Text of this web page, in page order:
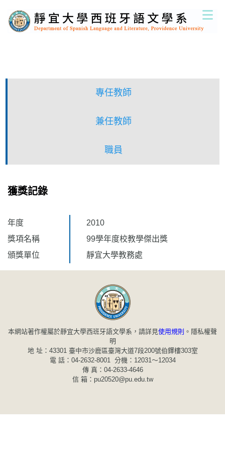
到
主
專任教師
兼任教師
職員
獲獎記錄
年度
2010
獎項名稱
99學年度校教學傑出獎
頒獎單位
靜宜大學教務處
本網站著作權屬於靜宜大學西班牙語文學系，請詳見使用規則 。 隱私權聲
明
地 址：43301 臺中市沙鹿區臺灣大道7段200號伯鐸樓303室
電 話：04-2632-8001 分機：12031～12034
傳 真：04-2633-4646
信 箱：pu20520@pu.edu.tw